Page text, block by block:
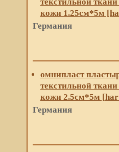
кожи 1.25см*5м
Германия
омнипласт
текстильной ткани
кожи 2.5см*5м
Германия